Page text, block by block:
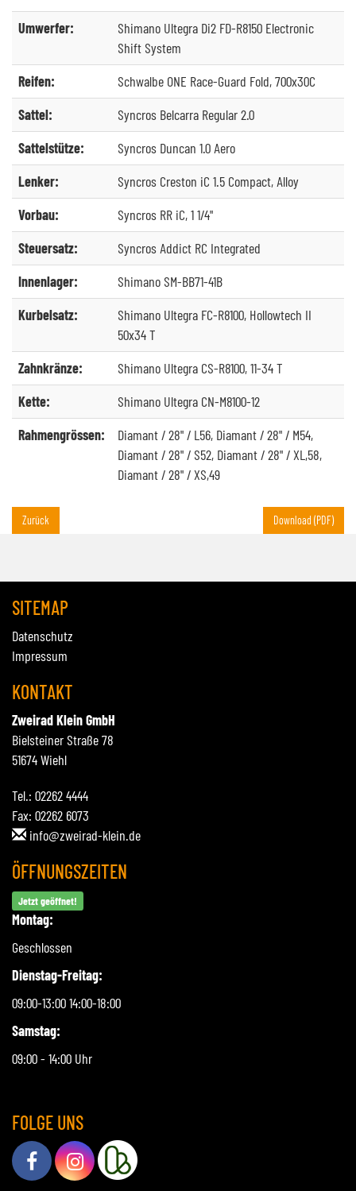
Umwerfer:
Shimano Ultegra Di2 FD-R8150 Electronic
Shift System
Reifen:
Schwalbe ONE Race-Guard Fold, 700x30C
Sattel:
Syncros Belcarra Regular 2.0
Sattelstütze:
Syncros Duncan 1.0 Aero
Lenker:
Syncros Creston iC 1.5 Compact, Alloy
Vorbau:
Syncros RR iC, 1 1/4"
Steuersatz:
Syncros Addict RC Integrated
Innenlager:
Shimano SM-BB71-41B
Kurbelsatz:
Shimano Ultegra FC-R8100, Hollowtech II
50x34 T
Zahnkränze:
Shimano Ultegra CS-R8100, 11-34 T
Kette:
Shimano Ultegra CN-M8100-12
Rahmengrössen:
Diamant / 28" / L56, Diamant / 28" / M54,
Diamant / 28" / S52, Diamant / 28" / XL,58,
Diamant / 28" / XS,49
Zurück Download (PDF)
SITEMAP
Datenschutz
Impressum
KONTAKT
Zweirad Klein GmbH
Bielsteiner Straße 78
51674 Wiehl
Tel.: 02262 4444
Fax: 02262 6073
info@zweirad-klein.de
ÖFFNUNGSZEITEN
Jetzt geöffnet!
Montag:
Geschlossen
Dienstag-Freitag:
09:00-13:00 14:00-18:00
Samstag:
09:00 - 14:00 Uhr
FOLGE UNS